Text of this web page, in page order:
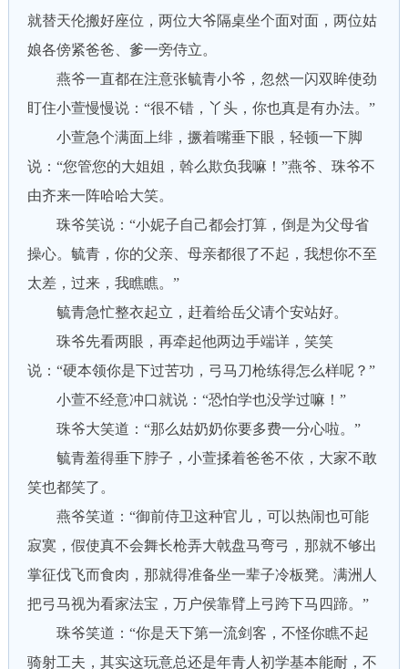
就替天伦搬好座位，两位大爷隔桌坐个面对面，两位姑
娘各傍紧爸爸、爹一旁侍立。
燕爷一直都在注意张毓青小爷，忽然一闪双眸使劲
盯住小萱慢慢说：“很不错，丫头，你也真是有办法。”
小萱急个满面上绯，撅着嘴垂下眼，轻顿一下脚
说：“您管您的大姐姐，斡么欺负我嘛！”燕爷、珠爷不
由齐来一阵哈哈大笑。
珠爷笑说：“小妮子自己都会打算，倒是为父母省
操心。毓青，你的父亲、母亲都很了不起，我想你不至
太差，过来，我瞧瞧。”
毓青急忙整衣起立，赶着给岳父请个安站好。
珠爷先看两眼，再牵起他两边手端详，笑笑
说：“硬本领你是下过苦功，弓马刀枪练得怎么样呢？”
小萱不经意冲口就说：“恐怕学也没学过嘛！”
珠爷大笑道：“那么姑奶奶你要多费一分心啦。”
毓青羞得垂下脖子，小萱揉着爸爸不依，大家不敢
笑也都笑了。
燕爷笑道：“御前侍卫这种官儿，可以热闹也可能
寂寞，假使真不会舞长枪弄大戟盘马弯弓，那就不够出
掌征伐飞而食肉，那就得准备坐一辈子冷板凳。满洲人
把弓马视为看家法宝，万户侯靠臂上弓跨下马四蹄。”
珠爷笑道：“你是天下第一流剑客，不怪你瞧不起
骑射工夫，其实这玩意总还是年青人初学基本能耐，不